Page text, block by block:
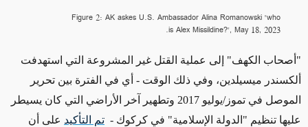
Figure 2: AK askes U.S. Ambassador Alina Romanowski "who
is Alex Missildine?", May 18, 2023.
"أصحاب الكهف" إلى عملية القتل غير المشروعة التي استهدفت
ألكسندر ميسيلدين، وفي ذلك الوقت - أي في الفترة بين تحرير
الموصل في تموز/يوليو 2017 وتطهير آخر الأراضي التي كان يسيطر
عليها تنظيم "الدولة الإسلامية" في كركوك - تم التأكيد على أن